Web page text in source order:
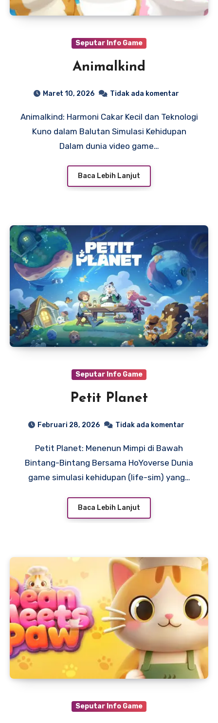
Seputar Info Game
Animalkind
Maret 10, 2026 Tidak ada komentar
Animalkind: Harmoni Cakar Kecil dan Teknologi
Kuno dalam Balutan Simulasi Kehidupan
Dalam dunia video game…
Baca Lebih Lanjut
Seputar Info Game
Petit Planet
Februari 28, 2026 Tidak ada komentar
Petit Planet: Menenun Mimpi di Bawah
Bintang-Bintang Bersama HoYoverse Dunia
game simulasi kehidupan (life-sim) yang…
Baca Lebih Lanjut
Seputar Info Game